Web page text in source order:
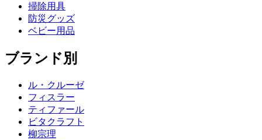
掃除用具
防災グッズ
ベビー用品
ブランド別
ル・クルーゼ
フィスラー
ティファール
ビタクラフト
柳宗理